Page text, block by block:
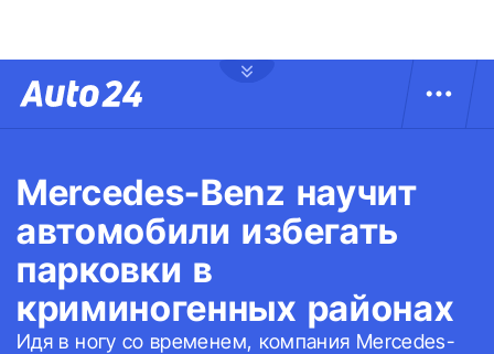
Mercedes-Benz научит
автомобили избегать
парковки в
криминогенных районах
Идя в ногу со временем, компания Mercedes-